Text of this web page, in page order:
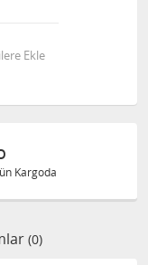
Ekle
Kargoda
(0)